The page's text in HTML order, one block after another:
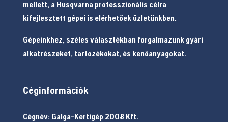
mellett, a Husqvarna professzionális célra
kifejlesztett gépei is elérhetőek üzletünkben.
Gépeinkhez, széles választékban forgalmazunk gyári
alkatrészeket, tartozékokat, és kenőanyagokat.
Céginformációk
Cégnév: Galga-Kertigép 2008 Kft.